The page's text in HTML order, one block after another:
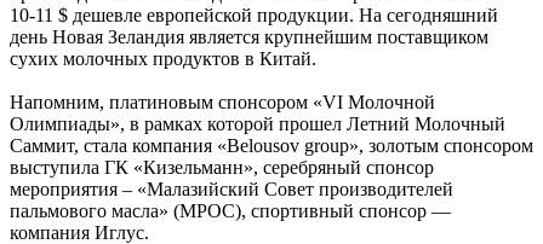
10-11 $ дешевле европейской продукции. На сегодняшний
день Новая Зеландия является крупнейшим поставщиком
сухих молочных продуктов в Китай.
Напомним, платиновым спонсором «VI Молочной
Олимпиады», в рамках которой прошел Летний Молочный
Саммит, стала компания «Belousov group», золотым спонсором
выступила ГК «Кизельманн», серебряный спонсор
мероприятия – «Малазийский Совет производителей
пальмового масла» (МРОС), спортивный спонсор —
компания Иглус.